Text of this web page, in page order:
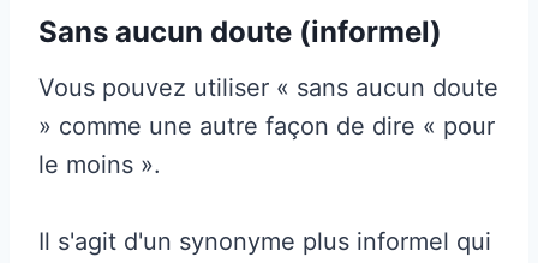
Sans aucun doute (informel)
Vous pouvez utiliser « sans aucun doute
» comme une autre façon de dire « pour
le moins ».
Il s'agit d'un synonyme plus informel qui